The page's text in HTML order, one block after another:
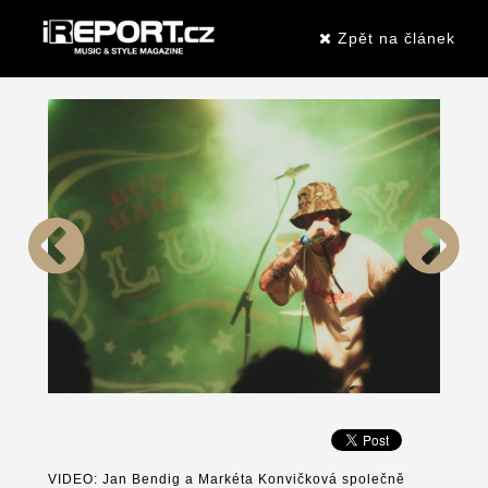
Zpět na článek
VIDEO: Jan Bendig a Markéta Konvičková společně